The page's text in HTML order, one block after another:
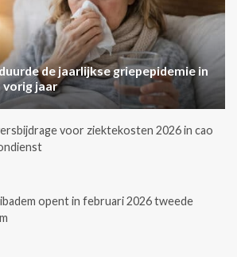
de jaarlijkse griepepidemie in
vorig jaar
voor ziektekosten 2026 in cao
opent in februari 2026 tweede